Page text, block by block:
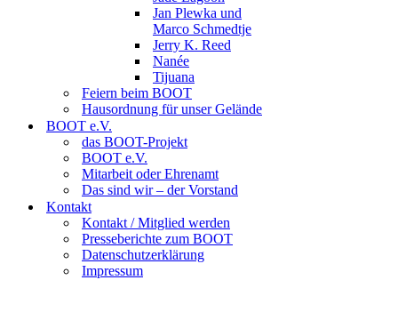
Jan Plewka und
Marco Schmedtje
Jerry K. Reed
Nanée
Tijuana
Feiern beim BOOT
Hausordnung für unser Gelände
BOOT e.V.
das BOOT-Projekt
BOOT e.V.
Mitarbeit oder Ehrenamt
Das sind wir – der Vorstand
Kontakt
Kontakt / Mitglied werden
Presseberichte zum BOOT
Datenschutzerklärung
Impressum